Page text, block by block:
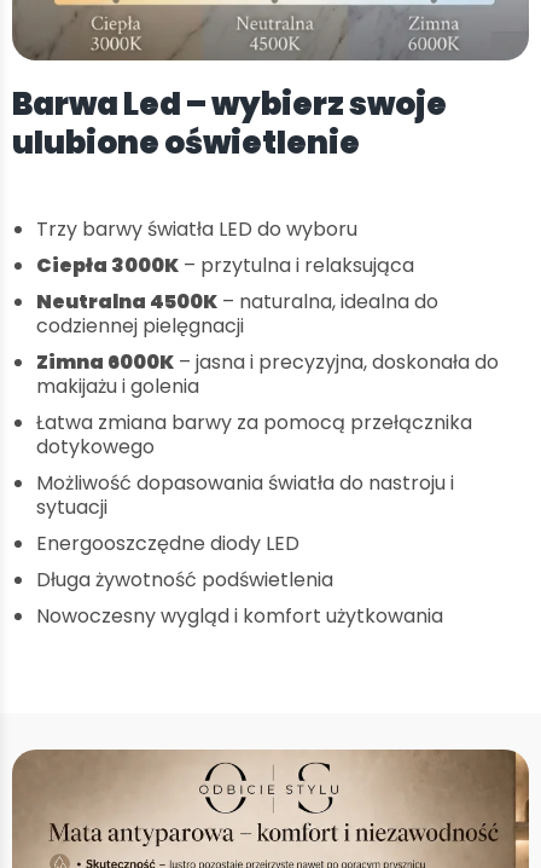
Barwa Led – wybierz swoje
ulubione oświetlenie
Trzy barwy światła LED do wyboru
Ciepła 3000K – przytulna i relaksująca
Neutralna 4500K – naturalna, idealna do
codziennej pielęgnacji
Zimna 6000K – jasna i precyzyjna, doskonała do
makijażu i golenia
Łatwa zmiana barwy za pomocą przełącznika
dotykowego
Możliwość dopasowania światła do nastroju i
sytuacji
Energooszczędne diody LED
Długa żywotność podświetlenia
Nowoczesny wygląd i komfort użytkowania